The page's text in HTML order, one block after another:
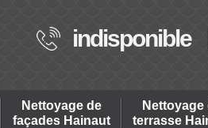
indisponible
Nettoyage de
façades Hainaut
Nettoyage
terrasse